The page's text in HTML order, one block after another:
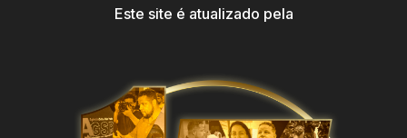
Este site é atualizado pela